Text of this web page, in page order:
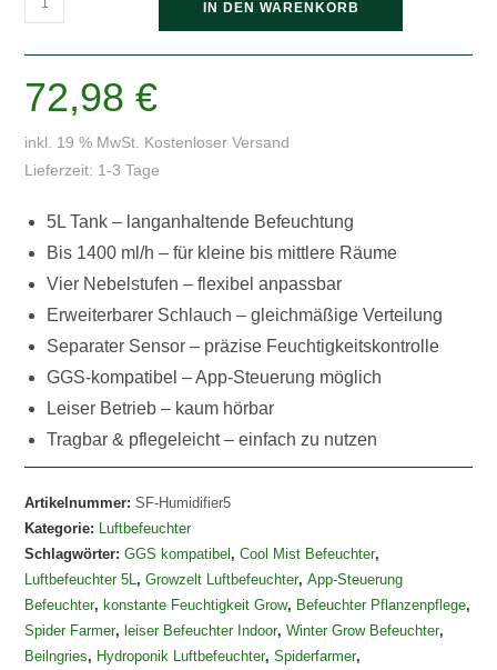
rtungen
Farmer
Luftbefeuchter
5L
Cool
Mist
Menge
IN DEN WARENKORB
72,98€
inkl. 19 % MwSt. Kostenloser Versand
Lieferzeit: 1-3 Tage
5L Tank – langanhaltende Befeuchtung
Bis 1400 ml/h – für kleine bis mittlere Räume
Vier Nebelstufen – flexibel anpassbar
Erweiterbarer Schlauch – gleichmäßige Verteilung
Separater Sensor – präzise Feuchtigkeitskontrolle
GGS-kompatibel – App-Steuerung möglich
Leiser Betrieb – kaum hörbar
Tragbar & pflegeleicht – einfach zu nutzen
Artikelnummer:SF-Humidifier5
Kategorie: Luftbefeuchter
Schlagwörter:GGS kompatibel ,Cool Mist Befeuchter,
Luftbefeuchter 5L,Growzelt Luftbefeuchter,App-Steuerung
Befeuchter, konstante Feuchtigkeit Grow, Befeuchter Pflanzenpflege,
Spider Farmer, leiser Befeuchter Indoor,Winter Grow Befeuchter,
Beilngries, Hydroponik Luftbefeuchter,Spiderfarmer,